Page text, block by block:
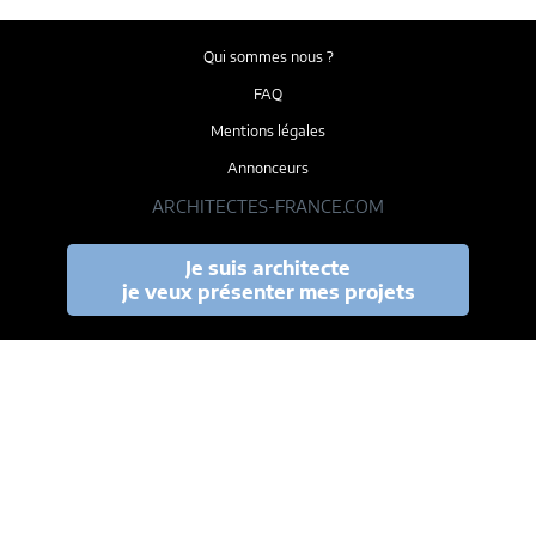
Qui sommes nous ?
FAQ
Mentions légales
Annonceurs
ARCHITECTES-FRANCE.COM
Je suis architecte
je veux présenter mes projets